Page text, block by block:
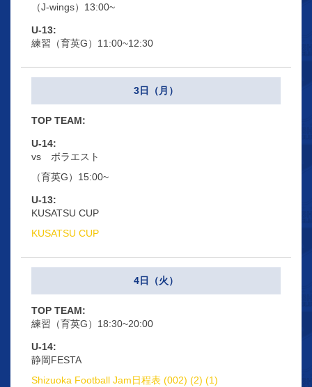
（J-wings）13:00~
練習（育英G）11:00~12:30
3日（月）
vs ボラエスト
（育英G）15:00~
KUSATSU CUP
KUSATSU CUP
4日（火）
練習（育英G）18:30~20:00
静岡FESTA
Shizuoka Football Jam日程表 (002) (2) (1)